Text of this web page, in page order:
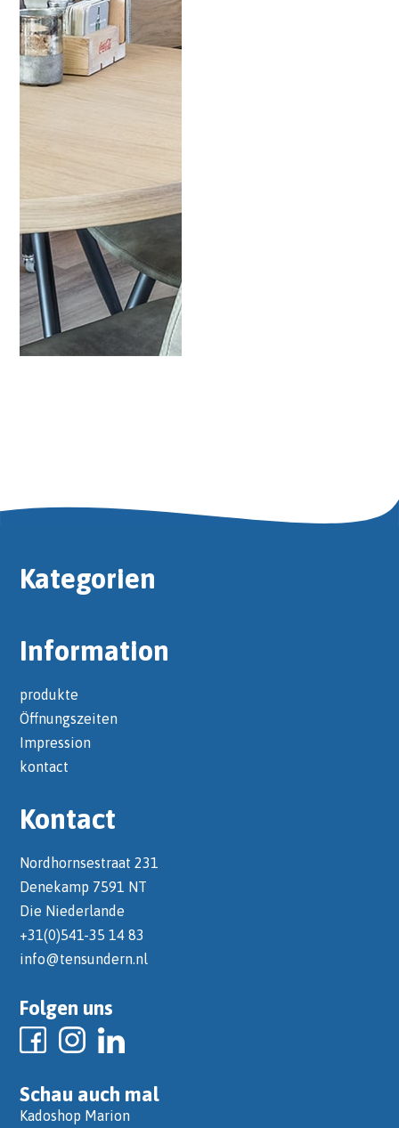
Kategorien
Information
produkte
Öffnungszeiten
Impression
kontact
Kontact
Nordhornsestraat 231
Denekamp 7591 NT
Die Niederlande
+31(0)541-35 14 83
info@tensundern.nl
Folgen uns
Schau auch mal
Kadoshop Marion